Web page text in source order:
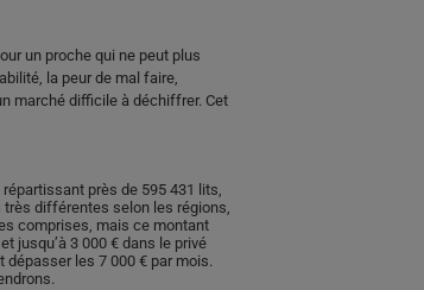
un proche qui ne peut plus
la peur de mal faire,
marché difficile à déchiffrer. Cet
près de 595 431 lits,
différentes selon les régions,
comprises, mais ce montant
jusqu’à 3 000 € dans le privé
les 7 000 € par mois.